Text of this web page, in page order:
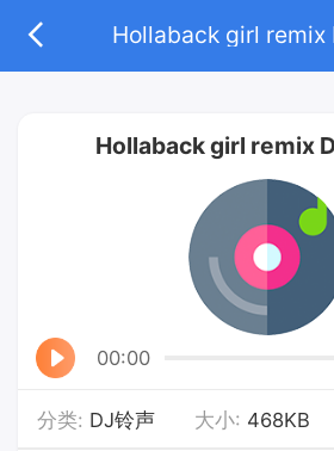
Hollaback girl remix
00:00
分类: DJ铃声 大小: 468KB